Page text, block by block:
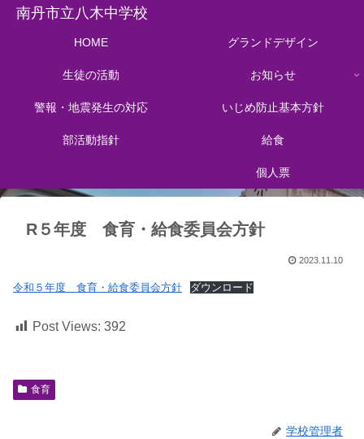
南丹市立八木中学校
HOME グランドデザイン
生徒の活動 お知らせ
警報・地震発生の対応 いじめ防止基本方針
部活動指針 給食
個人票
R５年度 食育・給食委員会方針
2023.11.10
令和５年度 食育・給食委員会方針 ダウンロード
Post Views: 392
食育
学校管理者